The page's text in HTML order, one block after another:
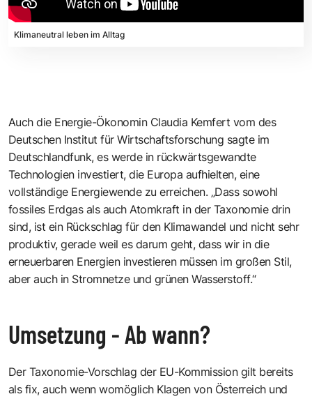
Klimaneutral leben im Alltag
Auch die Energie-Ökonomin Claudia Kemfert vom des
Deutschen Institut für Wirtschaftsforschung sagte im
Deutschlandfunk, es werde in rückwärtsgewandte
Technologien investiert, die Europa aufhielten, eine
vollständige Energiewende zu erreichen. „Dass sowohl
fossiles Erdgas als auch Atomkraft in der Taxonomie drin
sind, ist ein Rückschlag für den Klimawandel und nicht sehr
produktiv, gerade weil es darum geht, dass wir in die
erneuerbaren Energien investieren müssen im großen Stil,
aber auch in Stromnetze und grünen Wasserstoff.“
Umsetzung - Ab wann?
Der Taxonomie-Vorschlag der EU-Kommission gilt bereits
als fix, auch wenn womöglich Klagen von Österreich und